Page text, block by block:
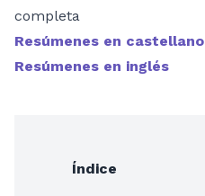
completa
Resúmenes en castellano
Resúmenes en inglés
Índice